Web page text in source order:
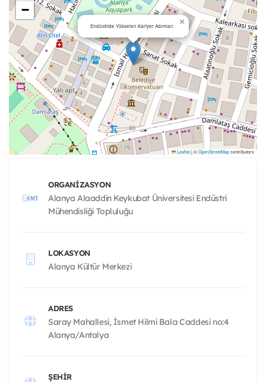
Endüstride Yükselen Kariyer Adımları ×
−
Leaflet|©OpenStreetMapcontributors
ORGANIZASYON
Alanya Alaaddin Keykubat Üniversitesi Endüstri
Mühendisliği Topluluğu
LOKASYON
Alanya Kültür Merkezi
ADRES
Saray Mahallesi, İsmet Hilmi Balcı Caddesi no:4
Alanya/Antalya
ŞEHIR